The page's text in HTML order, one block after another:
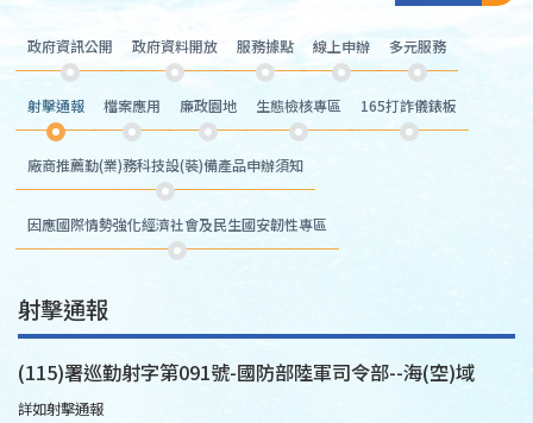
政府資訊公開 政府資料開放 服務據點 線上申辦 多元服務
射擊通報 檔案應用 廉政園地 生態檢核專區 165打詐儀錶板
廠商推薦勤(業)務科技設(裝)備產品申辦須知
因應國際情勢強化經濟社會及民生國安韌性專區
射擊通報
(115)署巡勤射字第091號-國防部陸軍司令部--海(空)域
詳如射擊通報